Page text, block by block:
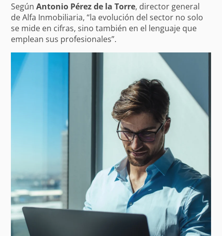
SegúnAntonio Pérez de la Torre, director general
de Alfa Inmobiliaria, “la evolución del sector no solo
se mide en cifras, sino también en el lenguaje que
emplean sus profesionales”.